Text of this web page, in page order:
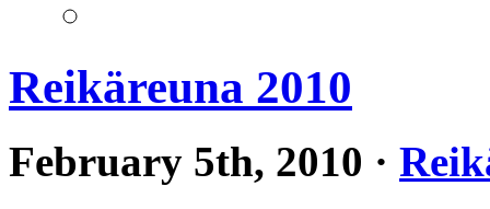
Reikäreuna 2010
February 5th, 2010 ·